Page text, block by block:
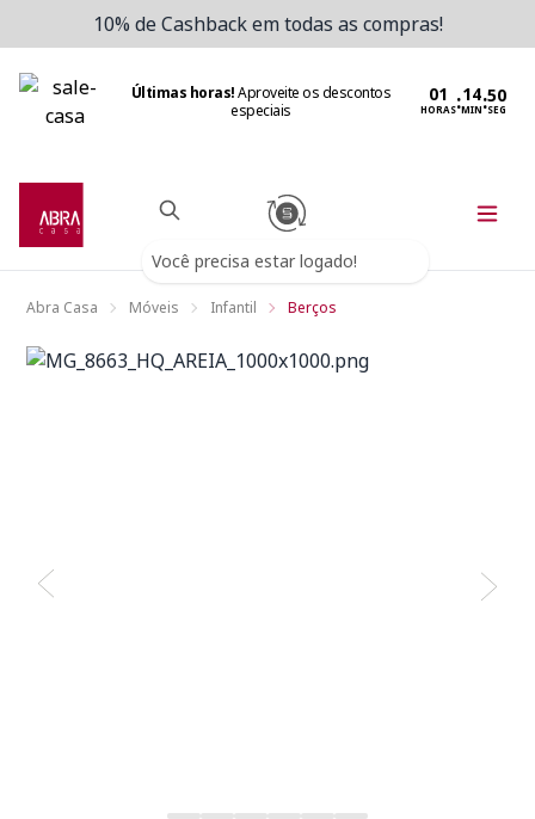
10% de Cashback em todas as compras!
Últimas horas!Aproveite os descontos
especiais
HORAS:MIN:SEG
Você precisa estar logado!
Abra Casa Móveis Infantil Berços